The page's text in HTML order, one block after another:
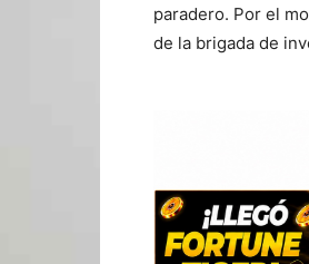
paradero. Por el
de la brigada de